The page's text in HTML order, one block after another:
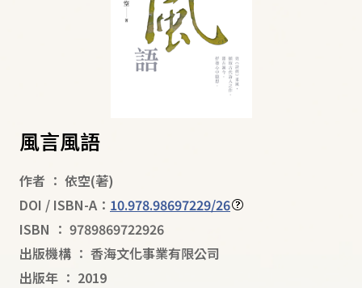
風言風語
作者 ： 依空(著)
DOI / ISBN-A： 10.978.98697229/26
ISBN ： 9789869722926
出版機構 ： 香海文化事業有限公司
出版年 ： 2019